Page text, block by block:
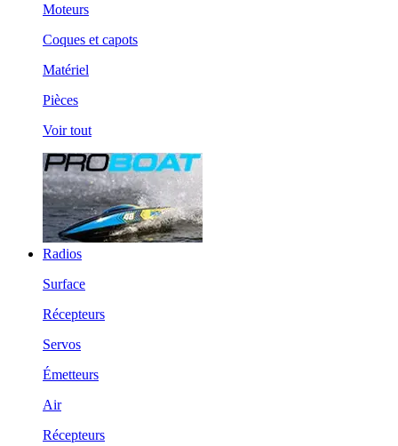
Moteurs
Coques et capots
Matériel
Pièces
Voir tout
Radios
Surface
Récepteurs
Servos
Émetteurs
Air
Récepteurs